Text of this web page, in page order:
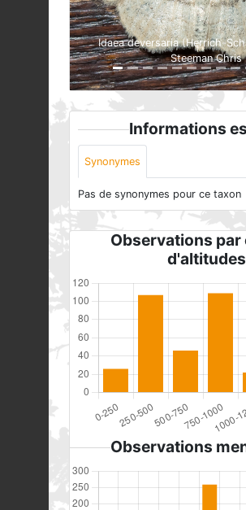
Idaea deversaria (Herrich-
Steeman Chris
Informations
Synonymes
Pas de synonymes pour ce taxon
Observations par
d'altitudes
Observations